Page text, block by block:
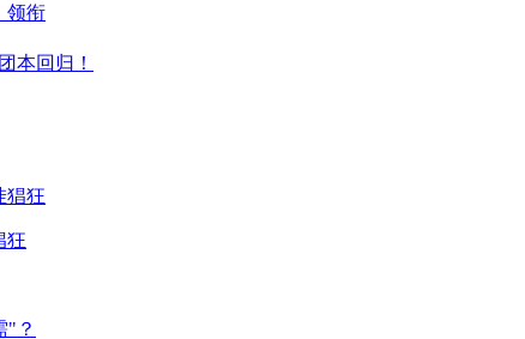
领衔
本回归！
狂
"？